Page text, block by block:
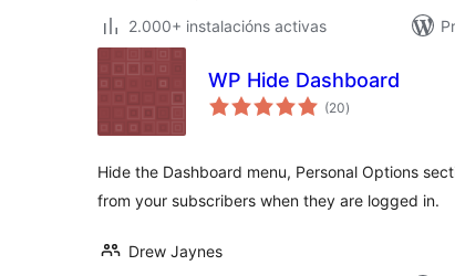
2.000+ instalacións activas
WP Hide Dashboard
(20valoracións
totais
)
Hide the Dashboard menu, Personal Options
from your subscribers when they are logged in.
Drew Jaynes